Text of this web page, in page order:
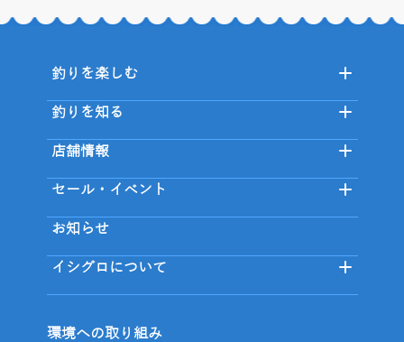
釣りを楽しむ
釣りを知る
店舗情報
セール・イベント
お知らせ
イシグロについて
環境への取り組み